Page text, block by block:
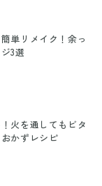
単リメイク！余っ
3選
火を通してもビタ
かずレシピ